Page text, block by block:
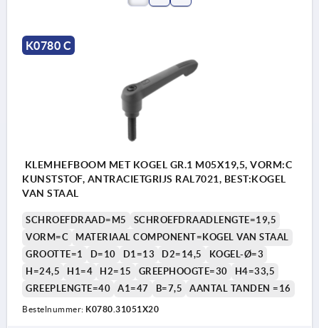
K0780 C
KLEMHEFBOOM MET KOGEL GR.1 M05X19,5, VORM:C
KUNSTSTOF, ANTRACIETGRIJS RAL7021, BEST:KOGEL
VAN STAAL
SCHROEFDRAAD=M5
SCHROEFDRAADLENGTE=19,5
VORM=C
MATERIAAL COMPONENT=KOGEL VAN STAAL
GROOTTE=1
D=10 D1=13 D2=14,5
KOGEL-Ø=3
H=24,5
H1=4 H2=15 GREEPHOOGTE=30
H4=33,5
GREEPLENGTE=40
A1=47 B=7,5 AANTAL TANDEN =16
Bestelnummer: K0780.31051X20